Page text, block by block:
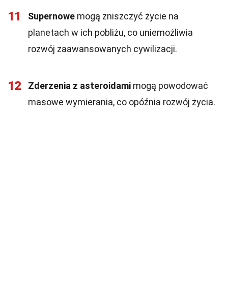
11 Supernowe mogą zniszczyć życie na
planetach w ich pobliżu, co uniemożliwia
rozwój zaawansowanych cywilizacji.
12 Zderzenia z asteroidami mogą powodować
masowe wymierania, co opóźnia rozwój życia.